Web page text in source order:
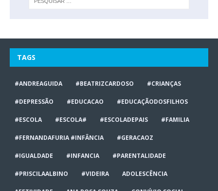
TAGS
#ANDREAGUIDA #BEATRIZCARDOSO #CRIANÇAS
#DEPRESSÃO #EDUCACAO #EDUCAÇÃODOSFILHOS
#ESCOLA #ESCOLA# #ESCOLADEPAIS #FAMILIA
#FERNANDAFURIA #INFÂNCIA #GERACAOZ
#IGUALDADE #INFANCIA #PARENTALIDADE
#PRISCILAALBINO #VIDEIRA ADOLESCÊNCIA